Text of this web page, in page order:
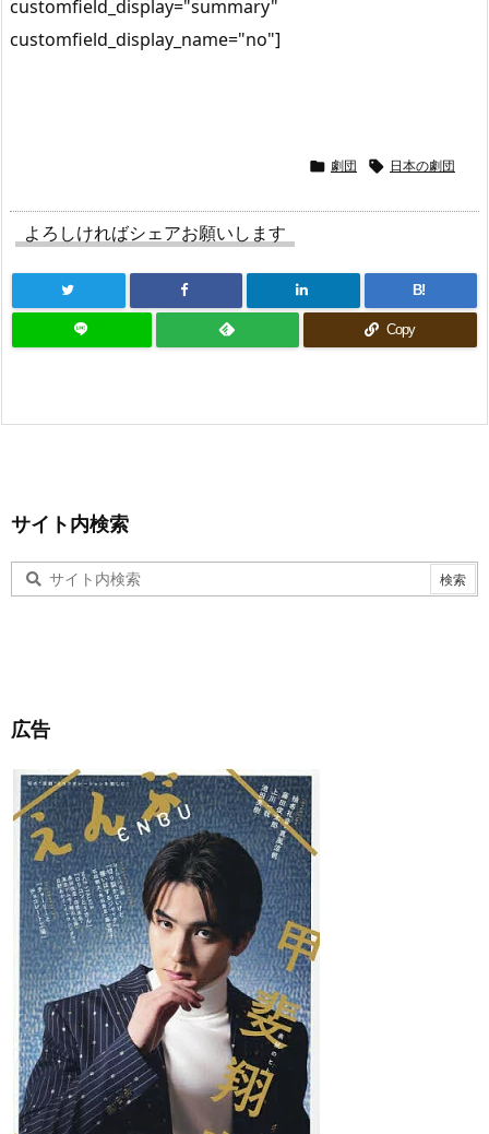
customfield_display="summary"
customfield_display_name="no"]
 劇団  日本の劇団
よろしければシェアお願いします
B!
Copy
サイト内検索
広告